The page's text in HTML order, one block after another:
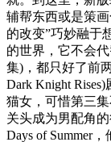
辅帮东西或是策
的改变”巧妙融于
的世界，它不会
集)，都只好了前
Dark Knight
猫女，可惜第三
关头成为男配角
Days of Summer